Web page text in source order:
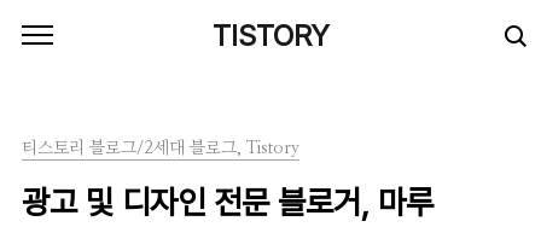
TISTORY
티스토리 블로그/2세대 블로그, Tistory
광고 및 디자인 전문 블로거, 마루